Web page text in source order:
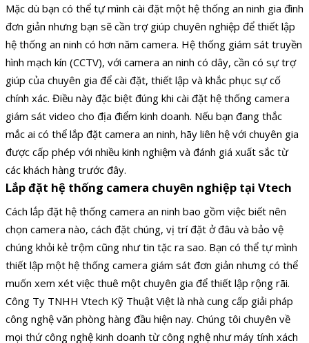
Mặc dù bạn có thể tự mình cài đặt một hệ thống an ninh gia đình
đơn giản nhưng bạn sẽ cần trợ giúp chuyên nghiệp để thiết lập
hệ thống an ninh có hơn năm camera. Hệ thống giám sát truyền
hình mạch kín (CCTV), với camera an ninh có dây, cần có sự trợ
giúp của chuyên gia để cài đặt, thiết lập và khắc phục sự cố
chính xác. Điều này đặc biệt đúng khi cài đặt hệ thống camera
giám sát video cho địa điểm kinh doanh. Nếu bạn đang thắc
mắc ai có thể lắp đặt camera an ninh, hãy liên hệ với chuyên gia
được cấp phép với nhiều kinh nghiệm và đánh giá xuất sắc từ
các khách hàng trước đây.
Lắp đặt hệ thống camera chuyên nghiệp tại Vtech
Cách lắp đặt hệ thống camera an ninh bao gồm việc biết nên
chọn camera nào, cách đặt chúng, vị trí đặt ở đâu và bảo vệ
chúng khỏi kẻ trộm cũng như tin tặc ra sao. Bạn có thể tự mình
thiết lập một hệ thống camera giám sát đơn giản nhưng có thể
muốn xem xét việc thuê một chuyên gia để thiết lập rộng rãi.
Công Ty TNHH Vtech Kỹ Thuật Việt là nhà cung cấp giải pháp
công nghệ văn phòng hàng đầu hiện nay. Chúng tôi chuyên về
mọi thứ công nghệ kinh doanh từ công nghệ như máy tính xách